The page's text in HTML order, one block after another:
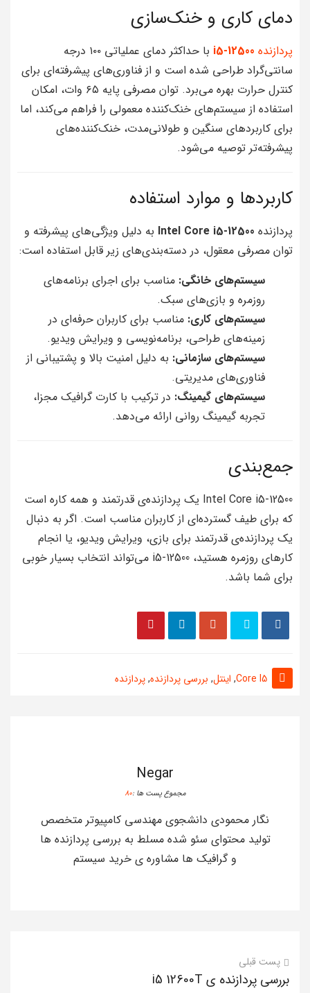
دمای کاری و خنک‌سازی
پردازنده i5-12500
با حداکثر دمای عملیاتی ۱۰۰ درجه
سانتی‌گراد طراحی شده است و از فناوری‌های پیشرفته‌ای برای
کنترل حرارت بهره می‌برد. توان مصرفی پایه ۶۵ وات، امکان
استفاده از سیستم‌های خنک‌کننده معمولی را فراهم می‌کند، اما
برای کاربردهای سنگین و طولانی‌مدت، خنک‌کننده‌های
پیشرفته‌تر توصیه می‌شود.
کاربردها و موارد استفاده
پردازنده Intel Core i5-12500 به دلیل ویژگی‌های پیشرفته و
توان مصرفی معقول، در دسته‌بندی‌های زیر قابل استفاده است:
سیستم‌های خانگی: مناسب برای اجرای برنامه‌های
روزمره و بازی‌های سبک.
سیستم‌های کاری: مناسب برای کاربران حرفه‌ای در
زمینه‌های طراحی، برنامه‌نویسی و ویرایش ویدیو.
سیستم‌های سازمانی: به دلیل امنیت بالا و پشتیبانی از
فناوری‌های مدیریتی.
سیستم‌های گیمینگ: در ترکیب با کارت گرافیک مجزا،
تجربه گیمینگ روانی ارائه می‌دهد.
جمع‌بندی
Intel Core i5-12500 یک پردازنده‌ی قدرتمند و همه کاره است
که برای طیف گسترده‌ای از کاربران مناسب است. اگر به دنبال
یک پردازنده‌ی قدرتمند برای بازی، ویرایش ویدیو، یا انجام
کارهای روزمره هستید، i5-12500 می‌تواند انتخاب بسیار خوبی
برای شما باشد.
Core I5
, اینتل, بررسی پردازنده,پردازنده
Negar
مجموع پست ها :80
نگار محمودی دانشجوی مهندسی کامپیوتر متخصص
تولید محتوای سئو شده مسلط به بررسی پردازنده ها
و گرافیک ها مشاوره ی خرید سیستم
پست قبلی
بررسی پردازنده ی i5 12600T